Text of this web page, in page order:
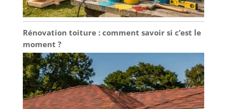
Rénovation toiture : comment savoir si c’est le
moment ?